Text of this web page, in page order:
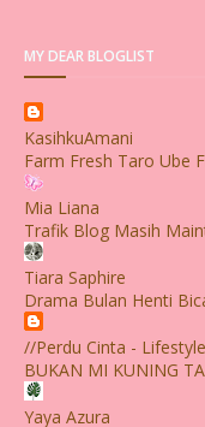
MY DEAR BLOGLIST
KasihkuAmani
Farm Fresh Taro Ube
Mia Liana
Trafik Blog Masih
Tiara Saphire
Drama Bulan Henti
//Perdu Cinta -
BUKAN MI KUNING
Yaya Azura